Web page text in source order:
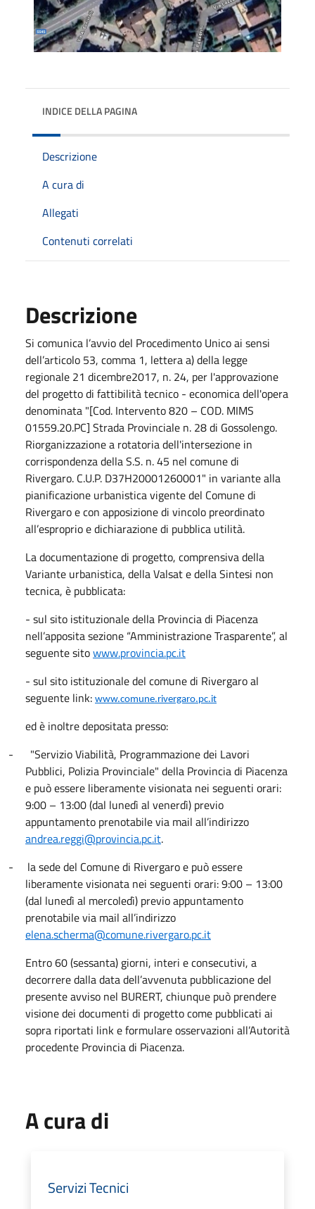
INDICE DELLA PAGINA
Descrizione
A cura di
Allegati
Contenuti correlati
Descrizione
Si comunica l’avvio del Procedimento Unico ai sensi
dell’articolo 53, comma 1, lettera a) della legge
regionale 21 dicembre2017, n. 24, per l'approvazione
del progetto di fattibilità tecnico - economica dell'opera
denominata "[Cod. Intervento 820 – COD. MIMS
01559.20.PC] Strada Provinciale n. 28 di Gossolengo.
Riorganizzazione a rotatoria dell'intersezione in
corrispondenza della S.S. n. 45 nel comune di
Rivergaro. C.U.P. D37H20001260001" in variante alla
pianificazione urbanistica vigente del Comune di
Rivergaro e con apposizione di vincolo preordinato
all’esproprio e dichiarazione di pubblica utilità.
La documentazione di progetto, comprensiva della
Variante urbanistica, della Valsat e della Sintesi non
tecnica, è pubblicata:
- sul sito istituzionale della Provincia di Piacenza
nell’apposita sezione “Amministrazione Trasparente”, al
seguente sitowww.provincia.pc.it
- sul sito istituzionale del comune di Rivergaro al
seguente link: www.comune.rivergaro.pc.it
ed è inoltre depositata presso:
-
"Servizio Viabilità, Programmazione dei Lavori
Pubblici, Polizia Provinciale" della Provincia di Piacenza
e può essere liberamente visionata nei seguenti orari:
9:00 – 13:00 (dal lunedì al venerdì) previo
appuntamento prenotabile via mail all’indirizzo
andrea.reggi@provincia.pc.it.
-
la sede del Comune di Rivergaro e può essere
liberamente visionata nei seguenti orari: 9:00 – 13:00
(dal lunedì al mercoledì) previo appuntamento
prenotabile via mail all’indirizzo
elena.scherma@comune.rivergaro.pc.it
Entro 60 (sessanta) giorni, interi e consecutivi, a
decorrere dalla data dell’avvenuta pubblicazione del
presente avviso nel BURERT, chiunque può prendere
visione dei documenti di progetto come pubblicati ai
sopra riportati link e formulare osservazioni all’Autorità
procedente Provincia di Piacenza.
A cura di
Servizi Tecnici